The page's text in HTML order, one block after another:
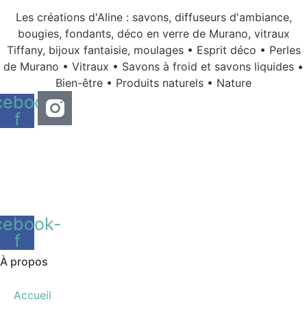
Les créations d'Aline : savons, diffuseurs d'ambiance,
bougies, fondants, déco en verre de Murano, vitraux
Tiffany, bijoux fantaisie, moulages • Esprit déco • Perles
de Murano • Vitraux • Savons à froid et savons liquides •
Bien-être • Produits naturels • Nature
f
f
À propos
Accueil